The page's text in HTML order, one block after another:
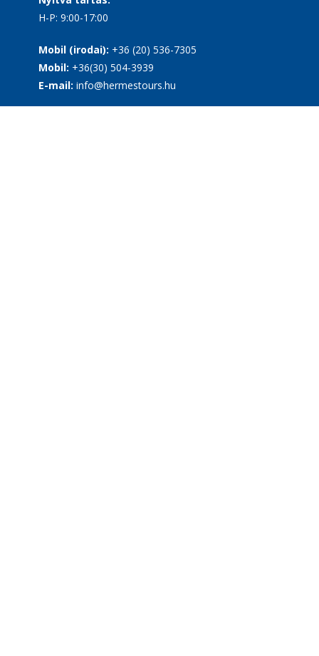
H-P: 9:00-17:00
Mobil (irodai): +36 (20) 536-7305
Mobil: +36(30) 504-3939
E-mail: info@hermestours.hu